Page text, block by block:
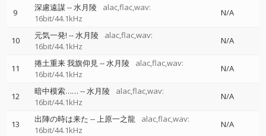
9 深慮遠謀--水月陵
alac,flac,wav:
16bit/44.1kHz
N/A
10 元気一発! --水月陵
alac,flac,wav:
16bit/44.1kHz
N/A
11 捲土重来 我旗仰見--水月陵
alac,flac,wav:
16bit/44.1kHz
N/A
12 暗中模索…… --水月陵
alac,flac,wav:
16bit/44.1kHz
N/A
13 出陣の時は来た --上原一之龍
alac,flac,wav:
16bit/44.1kHz
N/A